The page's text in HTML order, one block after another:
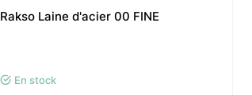
Rakso Laine d'acier 00 FINE
En stock